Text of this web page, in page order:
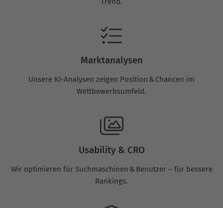
Marktanalysen
Unsere KI-Analysen zeigen Position & Chancen im
Wettbewerbsumfeld.
Usability & CRO
Wir optimieren für Suchmaschinen & Benutzer – für bessere
Rankings.